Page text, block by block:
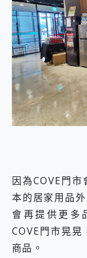
因為COVE門
本的居家用品
會再提供更多
COVE門市晃
商品。